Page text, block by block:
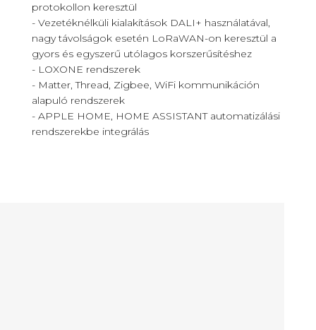
protokollon keresztül
- Vezetéknélküli kialakítások DALI+ használatával,
nagy távolságok esetén LoRaWAN-on keresztül a
gyors és egyszerű utólagos korszerűsítéshez
- LOXONE rendszerek
- Matter, Thread, Zigbee, WiFi kommunikáción
alapuló rendszerek
- APPLE HOME, HOME ASSISTANT automatizálási
rendszerekbe integrálás